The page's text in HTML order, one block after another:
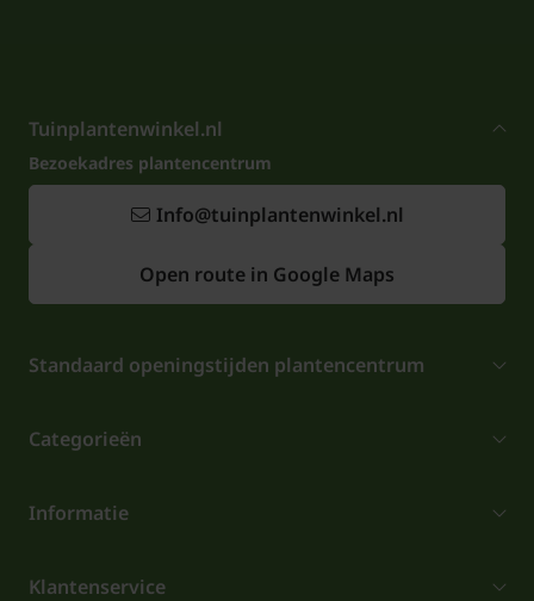
Tuinplantenwinkel.nl
Bezoekadres plantencentrum
Info@tuinplantenwinkel.nl
Open route in Google Maps
Standaard openingstijden plantencentrum
Categorieën
Informatie
Klantenservice